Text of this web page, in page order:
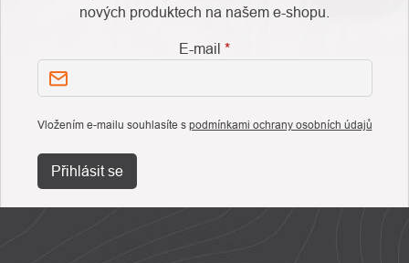
nových produktech na našem e-shopu.
E-mail
Vložením e-mailu souhlasíte s podmínkami ochrany osobních údajů
Přihlásit se